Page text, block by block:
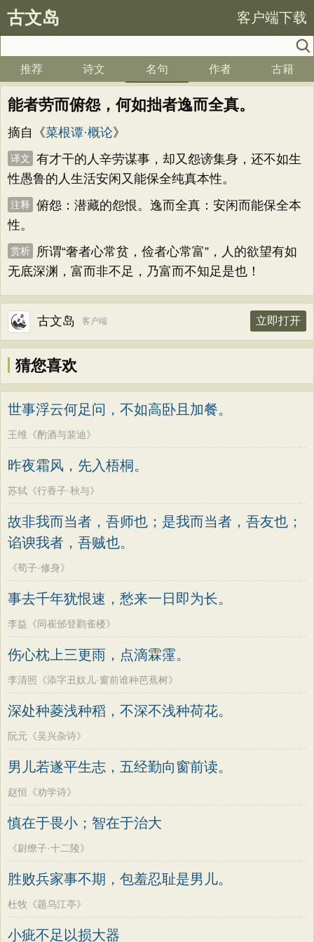
古文岛 客户端下载
推荐 诗文 名句 作者 古籍
能者劳而俯怨，何如拙者逸而全真。
摘自《菜根谭·概论》
译文
有才干的人辛劳谋事，却又怨谤集身，还不如生
性愚鲁的人生活安闲又能保全纯真本性。
注释
俯怨：潜藏的怨恨。逸而全真：安闲而能保全本
性。
赏析
所谓“奢者心常贫，俭者心常富”，人的欲望有如
无底深渊，富而非不足，乃富而不知足是也！
古文岛 客户端 立即打开
猜您喜欢
世事浮云何足问，不如高卧且加餐。
王维《酌酒与裴迪》
昨夜霜风，先入梧桐。
苏轼《行香子·秋与》
故非我而当者，吾师也；是我而当者，吾友也；
谄谀我者，吾贼也。
《荀子·修身》
事去千年犹恨速，愁来一日即为长。
李益《同崔邠登鹳雀楼》
伤心枕上三更雨，点滴霖霪。
李清照《添字丑奴儿·窗前谁种芭蕉树》
深处种菱浅种稻，不深不浅种荷花。
阮元《吴兴杂诗》
男儿若遂平生志，五经勤向窗前读。
赵恒《劝学诗》
慎在于畏小；智在于治大
《尉缭子·十二陵》
胜败兵家事不期，包羞忍耻是男儿。
杜牧《题乌江亭》
小疵不足以损大器